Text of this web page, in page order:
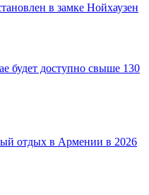
в замке Нойхаузен
будет доступно свыше 130
отдых в Армении в 2026